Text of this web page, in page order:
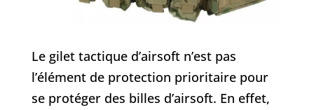
Le gilet tactique d’airsoft n’est pas
l’élément de protection prioritaire pour
se protéger des billes d’airsoft. En effet,